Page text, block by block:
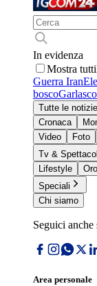
In evidenza
Mostra tutti
Guerra Iran
boscoGarlasco
Tutte le
Cronaca
Video
Foto
Tv &
Lifestyle
Speciali
Chi siamo
Seguici anche
Area personale